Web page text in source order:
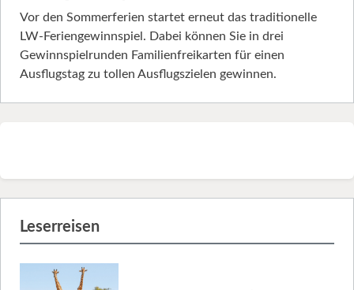
Vor den Sommerferien startet erneut das traditionelle
LW-Feriengewinnspiel. Dabei können Sie in drei
Gewinnspielrunden Familienfreikarten für einen
Ausflugstag zu tollen Ausflugszielen gewinnen.
Leserreisen